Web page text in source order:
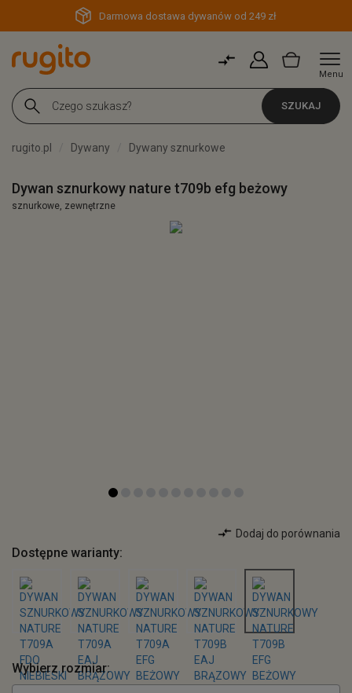
Darmowa dostawa dywanów od 249 zł
Menu
SZUKAJ
rugito.pl Dywany Dywany sznurkowe
Dywan sznurkowy nature t709b efg beżowy
sznurkowe, zewnętrzne
Dodaj do porównania
Dostępne warianty:
Wybierz rozmiar: